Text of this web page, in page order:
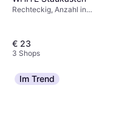
Rechteckig, Anzahl in
€ 23
3 Shops
Im Trend